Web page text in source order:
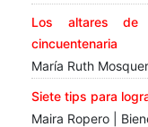
Los altares de
cincuentenaria
María Ruth
Siete tips para
Maira Ropero |